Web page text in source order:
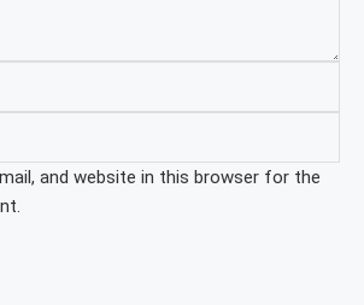
and website in this browser for the